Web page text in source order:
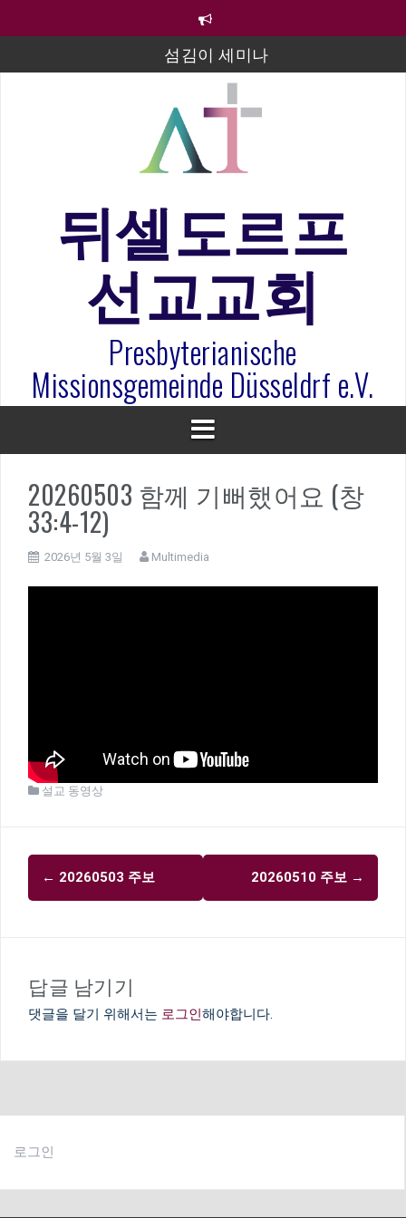
섬김이 세미나
김태희 자매 졸업연주
2023년 어린이 주일 유초등부 발표
라합3 나라 봉헌송
은퇴사-우선화 권사
20260322 주안에 가만히 머물기(요한복음 15:1-17) 손
훈목사
뒤셀도르프
선교교회
Presbyterianische
Missionsgemeinde Düsseldrf e.V.
20260503 함께 기뻐했어요 (창
33:4-12)
2026년 5월 3일 Multimedia
설교 동영상
글
내
이
션
← 20260503 주보 20260510 주보 →
답글 남기기
댓글을 달기 위해서는 로그인해야합니다.
로그인